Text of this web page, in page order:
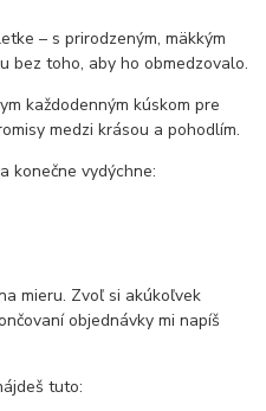
– s prirodzeným, mäkkým
bez toho, aby ho obmedzovalo.
každodenným kúskom pre
medzi krásou a pohodlím.
konečne vydýchne:
mieru. Zvoľ si akúkoľvek
objednávky mi napíš
tuto: